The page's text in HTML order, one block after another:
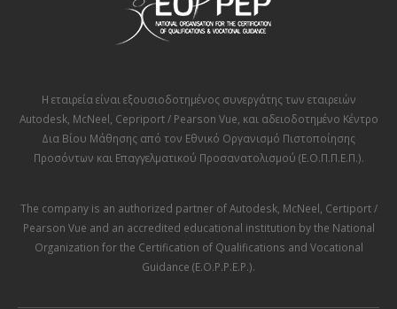
Η εταιρεία είναι εξουσιοδοτημένος συνεργάτης των εταιρειών
Autodesk, McNeel, Cepriport / Pearson Vue, και αδειοδοτημένο Κέντρο
Δια Βίου Μάθησης από τον Εθνικό Οργανισμό Πιστοποίησης
Προσόντων και Επαγγελματικού Προσανατολισμού (Ε.Ο.Π.Π.Ε.Π.).
The company is an authorized partner ofAutodesk, McNeel, Certiport /
Pearson Vue and an accredited educational institution by the National
Organization for the Certification of Qualifications and Vocational
Guidance (E.O.P.P.E.P.).